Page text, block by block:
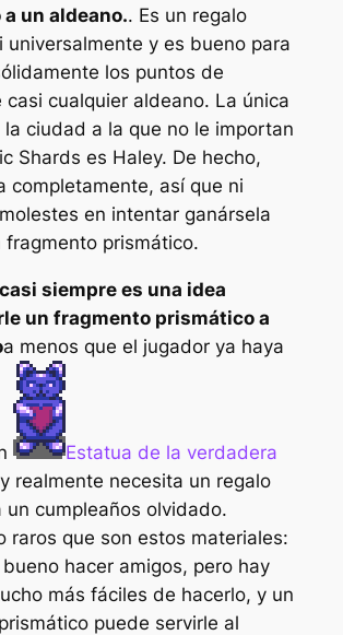
un aldeano.. Es un regalo
universalmente y es bueno para
los puntos de
cualquier aldeano. La única
la ciudad a la que no le importan
Shards es Haley. De hecho,
completamente, así que ni
en intentar ganársela
fragmento prismático.
casi siempre es una idea
un fragmento prismático a
a menos que el jugador ya haya
Estatua de la verdadera
y realmente necesita un regalo
un cumpleaños olvidado.
raros que son estos materiales:
hacer amigos, pero hay
más fáciles de hacerlo, y un
puede servirle al